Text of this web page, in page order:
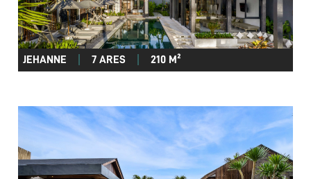
JEHANNE 7 ARES 210 M²